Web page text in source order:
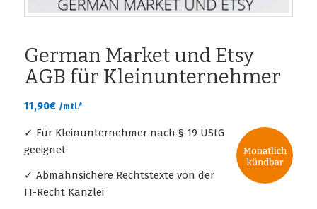
German Market und Etsy
AGB für Kleinunternehmer
11,90€ /mtl.*
✓ Für Kleinunternehmer nach § 19 UStG
geeignet
✓ Abmahnsichere Rechtstexte von der
IT-Recht Kanzlei